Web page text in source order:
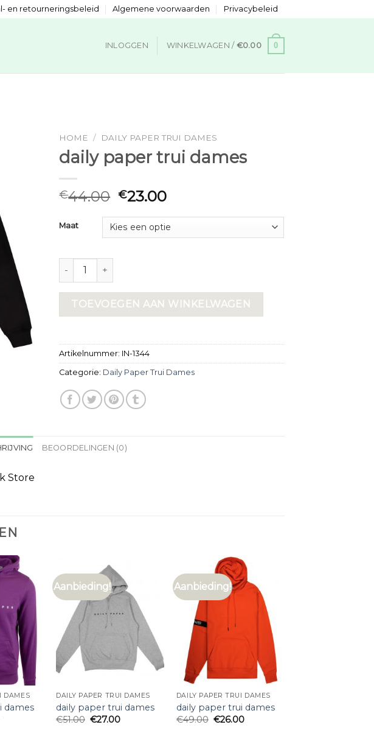
en retourneringsbeleid Algemene voorwaarden Privacybeleid
INLOGGEN WINKELWAGEN / €0.00 0
HOME / DAILY PAPER TRUI DAMES
daily paper trui dames
€44.00 €23.00
Maat
daily paper trui dames aantal
TOEVOEGEN AAN WINKELWAGEN
Artikelnummer: IN-1344
Categorie: Daily Paper Trui Dames
BEOORDELINGEN (0)
Store
DAMES
dames
Aanbieding!
DAILY PAPER TRUI DAMES
daily paper trui dames
€51.00 €27.00
Aanbieding!
DAILY PAPER TRUI DAMES
daily paper trui dames
€49.00 €26.00